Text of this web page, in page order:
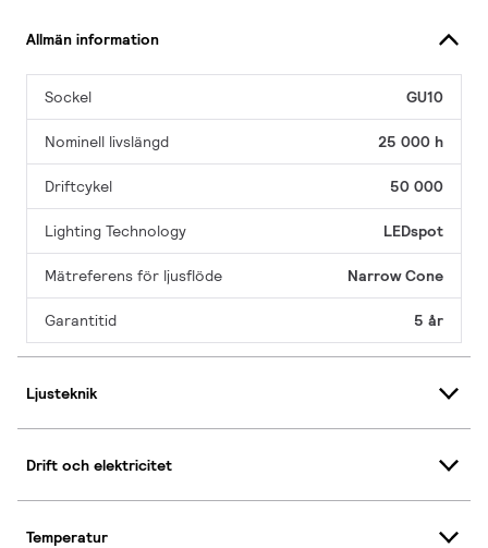
Allmän information
Sockel GU10
Nominell livslängd 25 000 h
Driftcykel 50 000
Lighting Technology LEDspot
Mätreferens för ljusflöde Narrow Cone
Garantitid 5 år
Ljusteknik
Drift och elektricitet
Temperatur